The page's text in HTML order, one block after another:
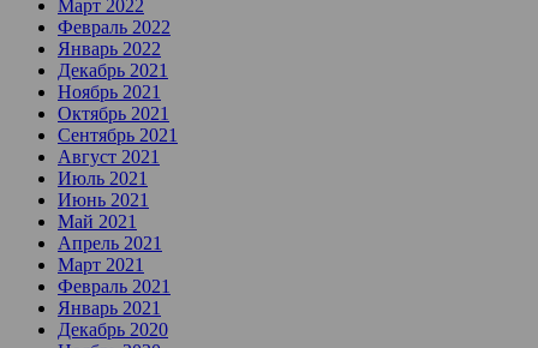
Март 2022
Февраль 2022
Январь 2022
Декабрь 2021
Ноябрь 2021
Октябрь 2021
Сентябрь 2021
Август 2021
Июль 2021
Июнь 2021
Май 2021
Апрель 2021
Март 2021
Февраль 2021
Январь 2021
Декабрь 2020